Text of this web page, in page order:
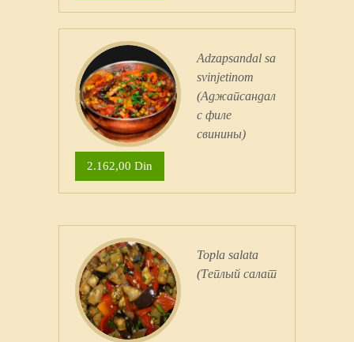
Adzapsandal sa
svinjetinom
(Аджапсандал
с филе
свинины)
2.162,00 Din
Topla salata
(Теплый салат